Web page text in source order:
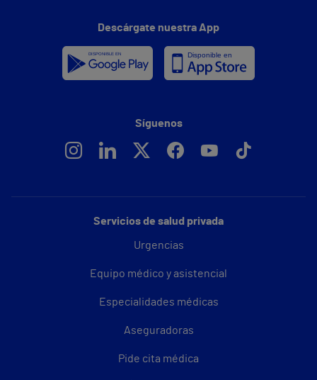
Servicios de salud privada
Urgencias
Equipo médico y asistencial
Especialidades médicas
Aseguradoras
Pide cita médica
Descárgate nuestra App
Síguenos